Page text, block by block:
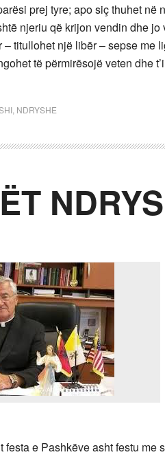
prej tyre; apo siç thuhet në
njeriu që krijon vendin dhe
– titullohet një libër – sepse me
të përmirësojë veten dhe
NDRYSHE
festa e Pashkëve asht festu